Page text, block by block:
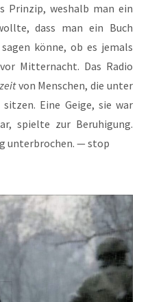
Prin­zip, wes­halb man ein
dass man ein Buch
kön­ne, ob es jemals
Mit­ter­nacht. Das Radio
von Men­schen, die unter
Eine Gei­ge, sie war
spiel­te zur Beru­hi­gung.
unter­bro­chen. — stop